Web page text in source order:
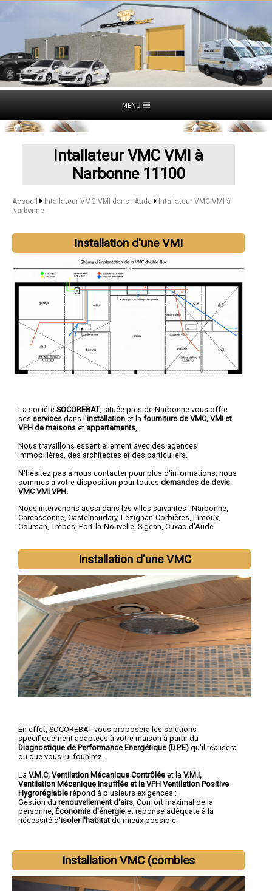
MENU
Intallateur VMC VMI à
Narbonne 11100
Accueil Intallateur VMC VMI dans l'Aude
Intallateur VMC VMI à
Narbonne
Installation d'une VMI
La société SOCOREBAT, située près de Narbonne vous offre
ses services dans l'installation et la fourniture de VMC, VMI et
VPH de maisons et appartements,
Nous travaillons essentiellement avec des agences
immobilières, des architectes et des particuliers.
N'hésitez pas à nous contacter pour plus d'informations, nous
sommes à votre disposition pour toutes demandes de devis
VMC VMI VPH.
Nous intervenons aussi dans les villes suivantes : Narbonne
Carcassonne Castelnaudary, Lézignan-Corbières Limoux
Coursan Trèbes Port-la-Nouvelle Sigean Cuxac-d'Aude
Installation d'une VMC
En effet, SOCOREBAT vous proposera les solutions
spécifiquement adaptées à votre maison à partir du
Diagnostique de Performance Energétique (D.P.E) qu'il réalisera
ou que vous lui founirez.
La V.M.C, Ventilation Mécanique Contrôlée et la V.M.I,
Ventilation Mécanique Insufflée et la VPH Ventilation Positive
Hygroréglable répond à plusieurs exigences :
Gestion du renouvellement d'airs , Confort maximal de la
personne, Économie d'énergie et réponse adéquate à la
nécessité d'isoler l'habitat du mieux possible.
Installation VMC (combles